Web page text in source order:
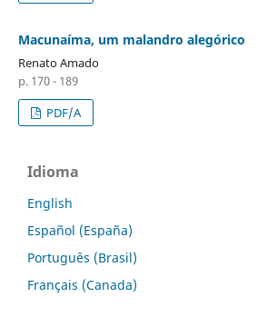
Macunaíma, um malandro alegórico
Renato Amado
p. 170 - 189
PDF/A
Idioma
English
Español (España)
Português (Brasil)
Français (Canada)